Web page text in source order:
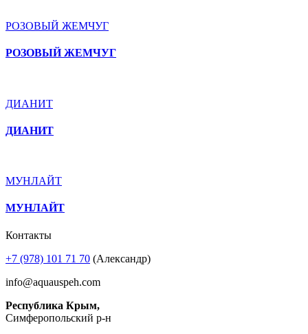
РОЗОВЫЙ ЖЕМЧУГ
РОЗОВЫЙ ЖЕМЧУГ
ДИАНИТ
ДИАНИТ
МУНЛАЙТ
МУНЛАЙТ
Контакты
+7 (978) 101 71 70 (Александр)
info@aquauspeh.com
Республика Крым,
Симферопольский р-н